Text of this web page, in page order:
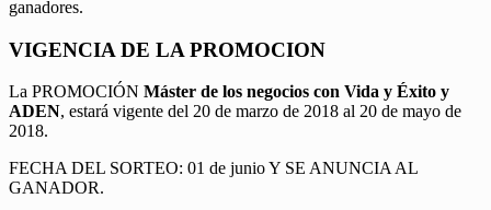
ganadores.
VIGENCIA DE LA PROMOCION
La PROMOCIÓN Máster de los negocios con Vida y Éxito y
ADEN, estará vigente del 20 de marzo de 2018 al 20 de mayo de
2018.
FECHA DEL SORTEO: 01 de junio Y SE ANUNCIA AL
GANADOR.